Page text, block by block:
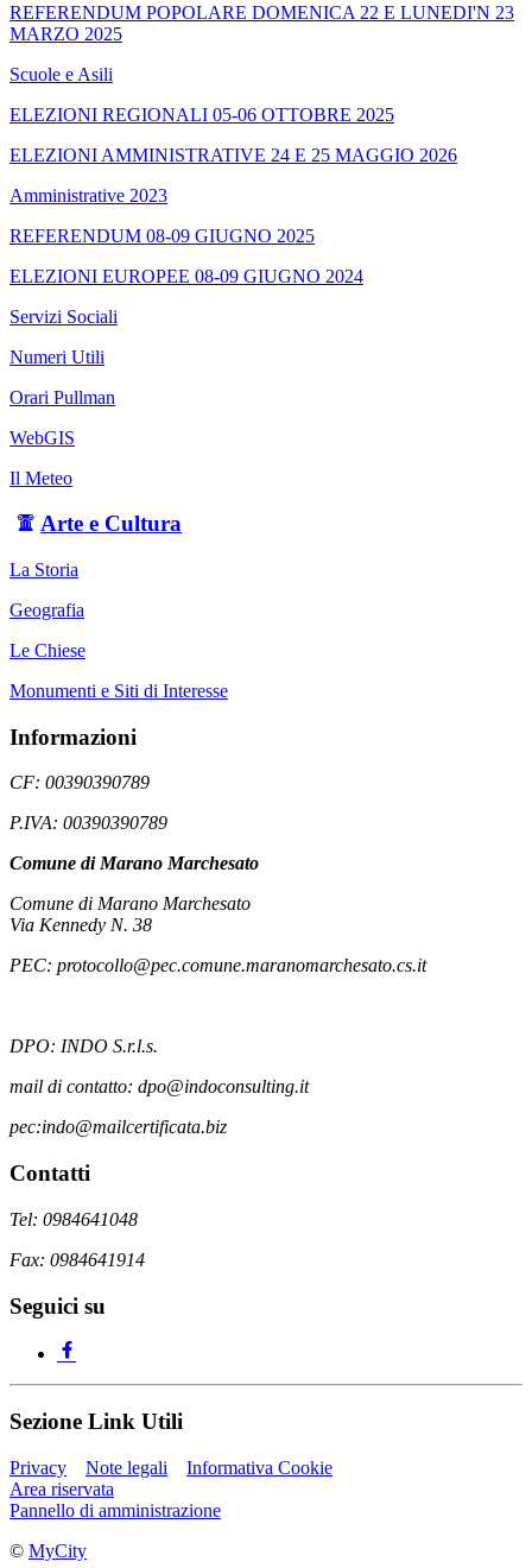
REFERENDUM POPOLARE DOMENICA 22 E LUNEDI'N 23
MARZO 2025
Scuole e Asili
ELEZIONI REGIONALI 05-06 OTTOBRE 2025
ELEZIONI AMMINISTRATIVE 24 E 25 MAGGIO 2026
Amministrative 2023
REFERENDUM 08-09 GIUGNO 2025
ELEZIONI EUROPEE 08-09 GIUGNO 2024
Servizi Sociali
Numeri Utili
Orari Pullman
WebGIS
Il Meteo
Arte e Cultura
La Storia
Geografia
Le Chiese
Monumenti e Siti di Interesse
Informazioni
CF: 00390390789
P.IVA: 00390390789
Comune di Marano Marchesato
Comune di Marano Marchesato
Via Kennedy N. 38
PEC: protocollo@pec.comune.maranomarchesato.cs.it
DPO: INDO S.r.l.s.
mail di contatto: dpo@indoconsulting.it
pec:indo@mailcertificata.biz
Contatti
Tel: 0984641048
Fax: 0984641914
Seguici su
Sezione Link Utili
Privacy Note legali
Informativa Cookie
Area riservata
Pannello di amministrazione
© MyCity